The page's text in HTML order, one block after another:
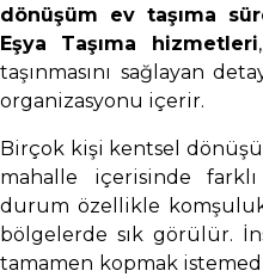
dönüşüm ev taşıma
Eşya Taşıma hizmetleri
taşınmasını sağlayan
organizasyonu içerir.
Birçok kişi kentsel
mahalle içerisinde
durum özellikle
bölgelerde sık görülür.
tamamen kopmak